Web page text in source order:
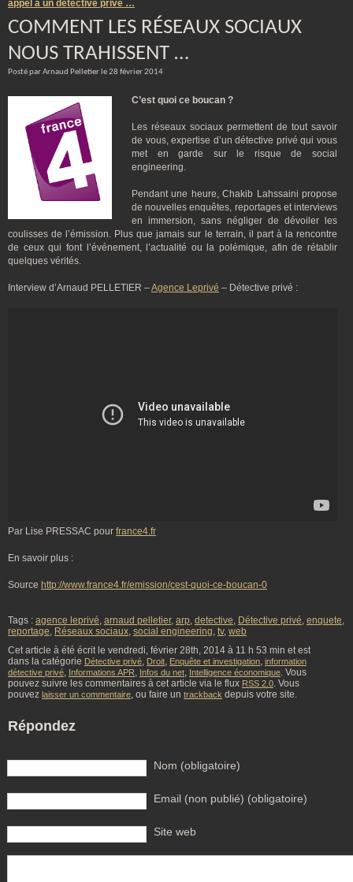
appel à un détective privé …
COMMENT LES RÉSEAUX SOCIAUX
NOUS TRAHISSENT …
Posté par Arnaud Pelletier le 28 février 2014
C’est quoi ce boucan ?
Les réseaux sociaux permettent de tout savoir
de vous, expertise d’un détective privé qui vous
met en garde sur le risque de social
engineering.
Pendant une heure, Chakib Lahssaini propose
de nouvelles enquêtes, reportages et interviews
en immersion, sans négliger de dévoiler les
coulisses de l’émission. Plus que jamais sur le terrain, il part à la rencontre
de ceux qui font l’événement, l’actualité ou la polémique, afin de rétablir
quelques vérités.
Interview d’Arnaud PELLETIER –Agence Leprivé – Détective privé :
Par Lise PRESSAC pour france4.fr
En savoir plus :
Source http://www.france4.fr/emission/cest-quoi-ce-boucan-0
Tags : agence leprivé, arnaud pelletier, arp, detective, Détective privé, enquete,
reportage, Réseaux sociaux, social engineering, tv, web
Cet article à été écrit le vendredi, février 28th, 2014 à 11 h 53 min et est
dans la catégorie Détective privé, Droit, Enquête et investigation, information
détective privé, Informations APR, Infos du net, Intelligence économique. Vous
pouvez suivre les commentaires à cet article via le flux RSS 2.0. Vous
pouvez laisser un commentaire, ou faire un trackback depuis votre site.
Répondez
Nom (obligatoire)
Email (non publié) (obligatoire)
Site web